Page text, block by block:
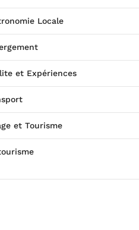
Locale
et Expériences
et Tourisme